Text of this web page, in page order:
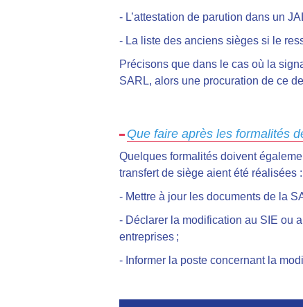
- L’attestation de parution dans un
- La liste des anciens sièges si le
Précisons que dans le cas où la
SARL, alors une procuration de ce
Que faire après les formalités
Quelques formalités doivent
transfert de siège aient été réalisées :
- Mettre à jour les documents de la
- Déclarer la modification au SIE ou
entreprises ;
- Informer la poste concernant la